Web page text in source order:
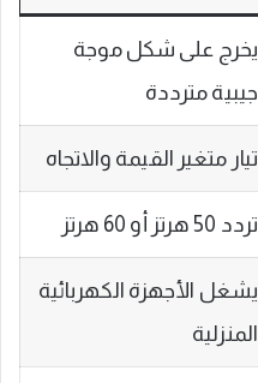
يخرج على شكل موجة
جيبية مترددة
تيار متغير القيمة والاتجاه
تردد 50 هرتز أو 60 هرتز
يشغل الأجهزة الكهربائية
المنزلية